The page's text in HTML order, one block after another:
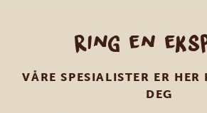
Ring en
VÅRE SPESIALISTER ER HER
DEG